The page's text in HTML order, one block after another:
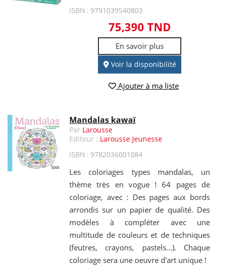
ISBN : 9791039540803
75,390 TND
En savoir plus
Voir la disponibilité
Ajouter à ma liste
Mandalas kawaï
Par Larousse
Editeur : Larousse Jeunesse
ISBN : 9782036001084
Les coloriages types mandalas, un
thème très en vogue ! 64 pages de
coloriage, avec : Des pages aux bords
arrondis sur un papier de qualité. Des
modèles à compléter avec une
multitude de couleurs et de techniques
(feutres, crayons, pastels...). Chaque
coloriage sera une oeuvre d'art unique !